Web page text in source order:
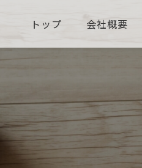
トップ 会社概要